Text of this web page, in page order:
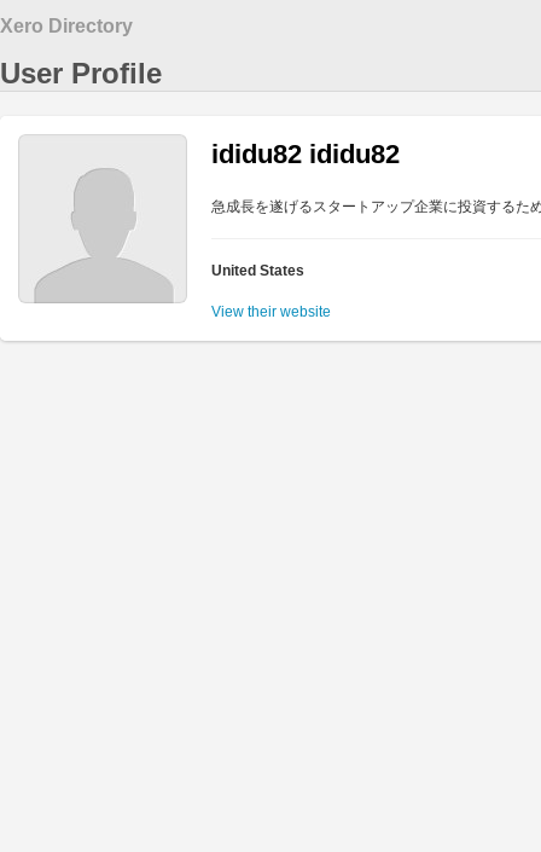
Xero Directory
User Profile
ididu82 ididu82
急成長を遂げるスタートアップ企業に投資するた
United States
View their website